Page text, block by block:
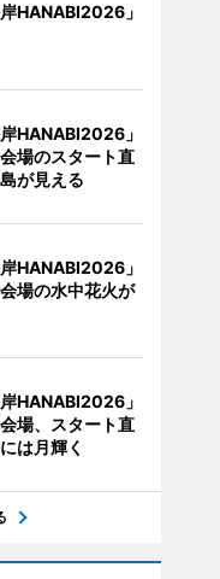
岸HANABI2026」
岸HANABI2026」
場のスタート直
が見える
岸HANABI2026」
場の水中花火が
岸HANABI2026」
場、スタート直
は月輝く